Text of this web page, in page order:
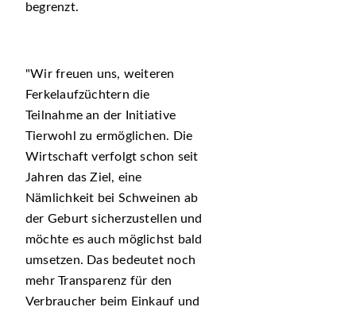
begrenzt.
Wir freuen uns, weiteren
Ferkelaufzüchtern die
Teilnahme an der Initiative
Tierwohl zu ermöglichen. Die
Wirtschaft verfolgt schon seit
Jahren das Ziel, eine
Nämlichkeit bei Schweinen ab
der Geburt sicherzustellen und
möchte es auch möglichst bald
umsetzen. Das bedeutet noch
mehr Transparenz für den
Verbraucher beim Einkauf und